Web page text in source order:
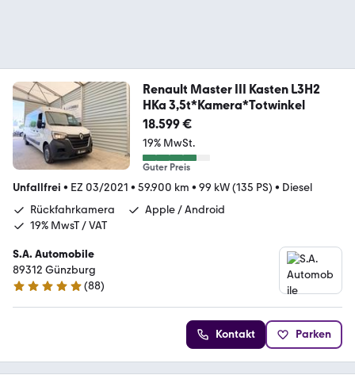
Renault Master III Kasten L3H2
HKa 3,5t*Kamera*Totwinkel
18.599 €
19% MwSt.
Guter Preis
Unfallfrei • EZ 03/2021 • 59.900 km • 99 kW (135 PS) • Diesel
Rückfahrkamera
Apple / Android
19% MwsT / VAT
S.A. Automobile
89312 Günzburg
4.9 Sterne
(88)
Kontakt Parken